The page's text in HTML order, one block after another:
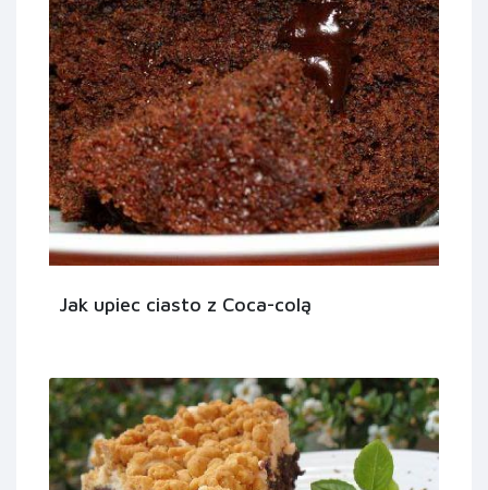
Jak upiec ciasto z Coca-colą